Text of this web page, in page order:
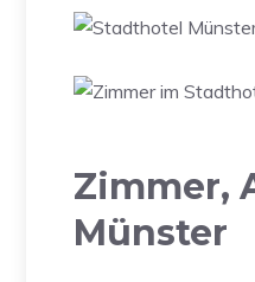
Zimmer,
Münster